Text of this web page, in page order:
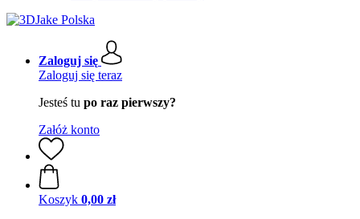
Zaloguj się
Zaloguj się teraz
Jesteś tu po raz pierwszy?
Załóż konto
Koszyk 0,00 zł